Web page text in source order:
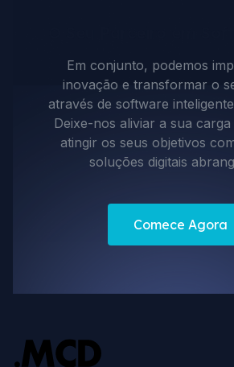
Em conjunto, podemos
inovação e transformar o
através de software
Deixe-nos aliviar a sua
atingir os seus objetivos
soluções digitais
Comece Agora